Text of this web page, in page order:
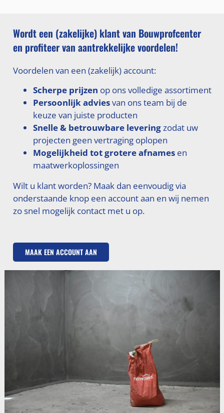
Wordt een (zakelijke) klant van Bouwprofcenter
en profiteer van aantrekkelijke voordelen!
Voordelen van een (zakelijk) account:
Scherpe prijzen op ons volledige assortiment
Persoonlijk adviesvan ons team bij de
keuze van juiste producten
Snelle & betrouwbare leveringzodat uw
projecten geen vertraging oplopen
Mogelijkheid tot grotere afnamesen
maatwerkoplossingen
Wilt u klant worden? Maak dan eenvoudig via
onderstaande knop een account aan en wij nemen
zo snel mogelijk contact met u op.
MAAK EEN ACCOUNT AAN